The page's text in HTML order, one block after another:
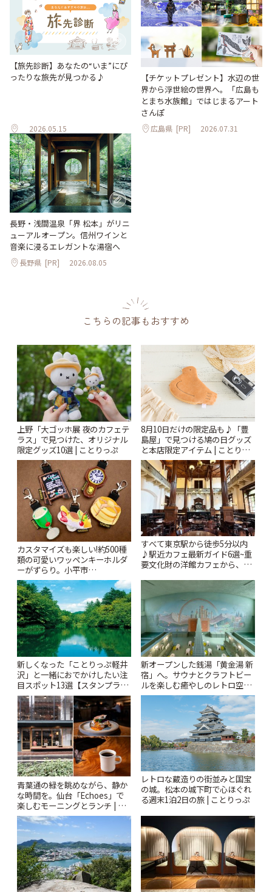
【旅先診断】あなたの“いま”にぴ
ったりな旅先が見つかる♪
2026.05.15
【チケットプレゼント】水辺の世
界から浮世絵の世界へ。「広島も
とまち水族館」ではじまるアート
さんぽ
広島県 [PR] 2026.07.31
長野・浅間温泉「界 松本」がリニ
ューアルオープン。信州ワインと
音楽に浸るエレガントな湯宿へ
長野県 [PR] 2026.08.05
こちらの記事もおすすめ
上野「大ゴッホ展 夜のカフェテ
ラス」で見つけた、オリジナル
限定グッズ10選 | ことりっぷ
8月10日だけの限定品も♪「豊
島屋」で見つける鳩の日グッズ
と本店限定アイテム | ことりっ
ぷ
カスタマイズも楽しい!約500種
類の可愛いワッペンキーホルダ
ーがずらり。小平市
「Kimamaya T&K」 | ことりっ
ぷ
すべて東京駅から徒歩5分以内
♪駅近カフェ最新ガイド6選~重
要文化財の洋館カフェから、改
りっぷ
新しくなった「ことりっぷ軽井
沢」と一緒におでかけしたい注
目スポット13選【スタンプラリ
ー開催中】 | ことりっぷ
新オープンした銭湯「黄金湯 新
宿」へ。サウナとクラフトビー
ルを楽しむ癒やしのレトロ空間
| ことりっぷ
青葉通の緑を眺めながら、静か
な時間を。仙台「Echoes」で
楽しむモーニングとランチ | こ
とりっぷ
レトロな蔵造りの街並みと国宝
の城。松本の城下町で心ほぐれ
る週末1泊2日の旅 | ことりっぷ